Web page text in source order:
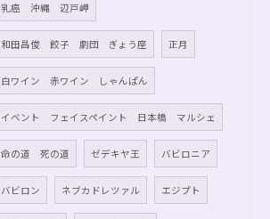
乳癌 沖縄 辺戸岬
和田昌俊 餃子 劇団 ぎょう座 正月
白ワイン 赤ワイン しゃんぱん
イベント フェイスペイント 日本橋 マルシェ
命の道 死の道 ゼデキヤ王 バビロニア
バビロン ネブカドレツァル エジプト